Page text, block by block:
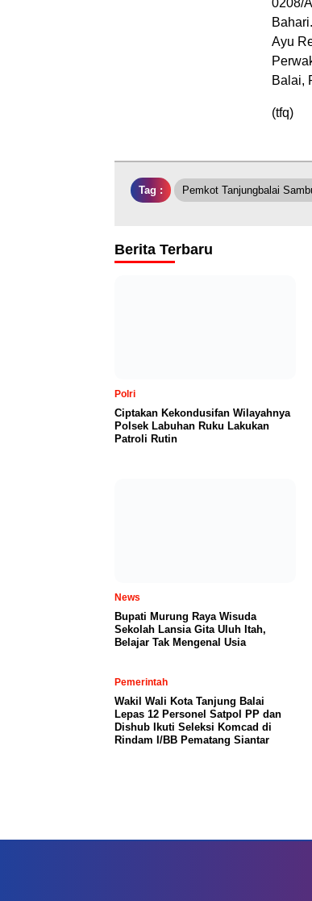
0208/
Ayu
Balai,
(tfq)
Tag : Pemkot Tanjungbalai
Berita Terbaru
Polri
Ciptakan Kekondusifan Wilayahnya
Polsek Labuhan Ruku Lakukan
Patroli Rutin
News
Bupati Murung Raya Wisuda
Sekolah Lansia Gita Uluh Itah,
Belajar Tak Mengenal Usia
Pemerintah
Wakil Wali Kota Tanjung Balai
Lepas 12 Personel Satpol PP dan
Dishub Ikuti Seleksi Komcad di
Rindam I/BB Pematang Siantar